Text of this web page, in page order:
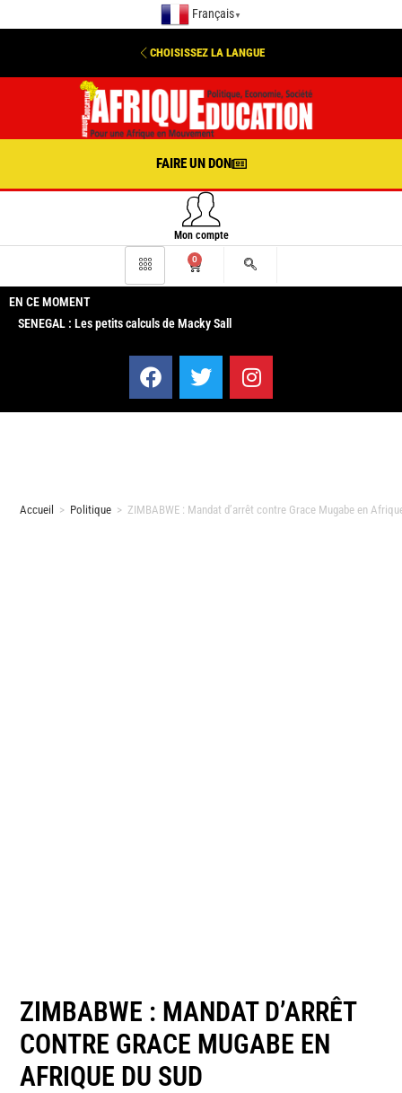
Français ▼
CHOISISSEZ LA LANGUE
FAIRE UN DON
Mon compte
0
EN CE MOMENT
SENEGAL : Les petits calculs de Macky Sall
Accueil > Politique > ZIMBABWE : Mandat d’arrêt contre Grace Mugabe en
ZIMBABWE : MANDAT D’ARRÊT
CONTRE GRACE MUGABE EN
AFRIQUE DU SUD